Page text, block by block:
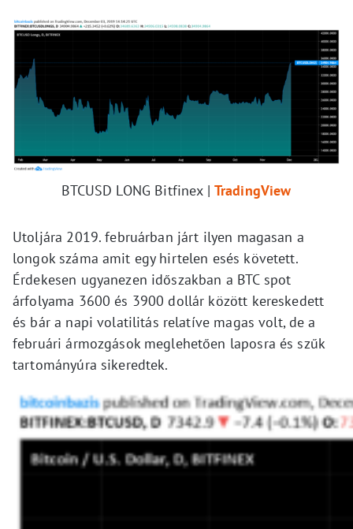
BTCUSD LONG Bitfinex | TradingView
Utoljára 2019. februárban járt ilyen magasan a
longok száma amit egy hirtelen esés követett.
Érdekesen ugyanezen időszakban a BTC spot
árfolyama 3600 és 3900 dollár között kereskedett
és bár a napi volatilitás relatíve magas volt, de a
februári ármozgások meglehetően laposra és szűk
tartományúra sikeredtek.